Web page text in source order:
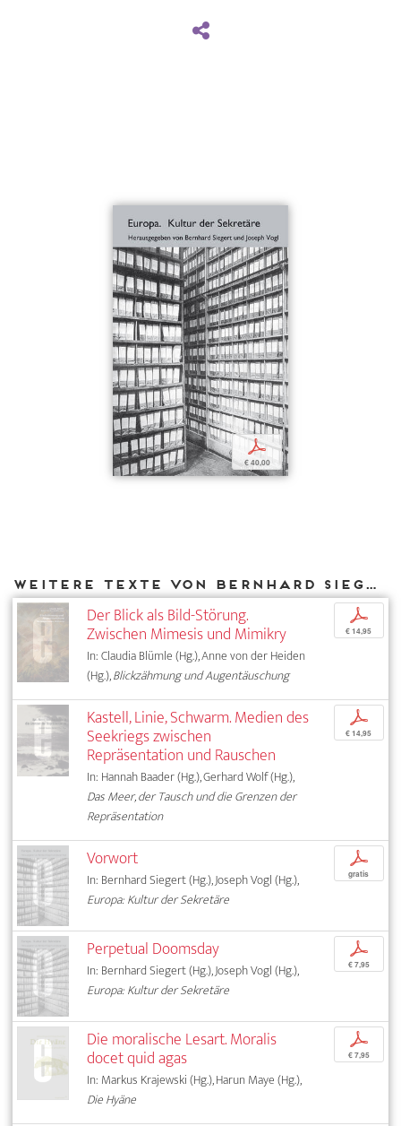
p
€ 40,00
Weitere Texte von Bernhard Siegert bei DIAPHANES
Der Blick als Bild-Störung.
Zwischen Mimesis und Mimikry
In: Claudia Blümle (Hg.), Anne von der Heiden
(Hg.),Blickzähmung und Augentäuschung
p
€ 14,95
Kastell, Linie, Schwarm. Medien des
Seekriegs zwischen
Repräsentation und Rauschen
In: Hannah Baader (Hg.), Gerhard Wolf (Hg.),
Das Meer, der Tausch und die Grenzen der
Repräsentation
p
€ 14,95
Vorwort
In: Bernhard Siegert (Hg.), Joseph Vogl (Hg.),
Europa: Kultur der Sekretäre
p
gratis
Perpetual Doomsday
In: Bernhard Siegert (Hg.), Joseph Vogl (Hg.),
Europa: Kultur der Sekretäre
p
€ 7,95
Die moralische Lesart. Moralis
docet quid agas
In: Markus Krajewski (Hg.), Harun Maye (Hg.),
Die Hyäne
p
€ 7,95